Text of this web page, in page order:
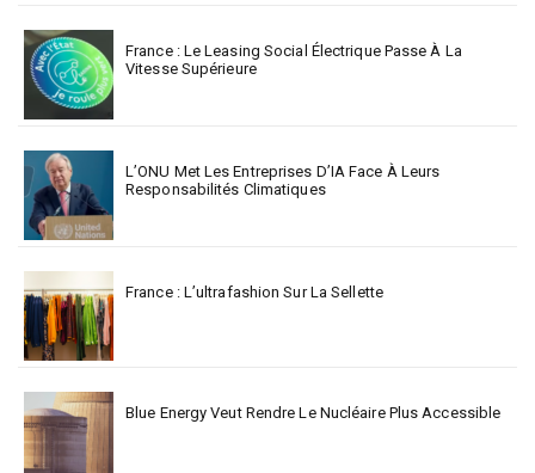
France : Le Leasing Social Électrique Passe À La
Vitesse Supérieure
L’ONU Met Les Entreprises D’IA Face À Leurs
Responsabilités Climatiques
France : L’ultrafashion Sur La Sellette
Blue Energy Veut Rendre Le Nucléaire Plus Accessible